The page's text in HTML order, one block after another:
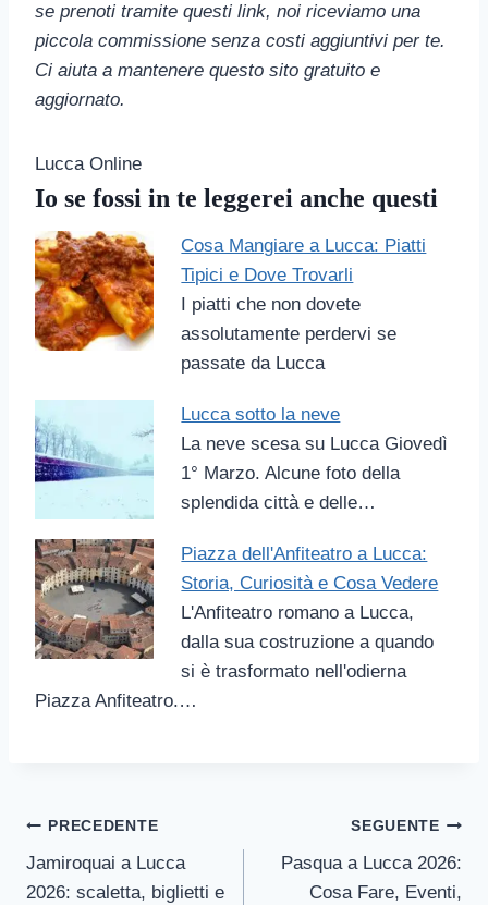
se prenoti tramite questi link, noi riceviamo una
piccola commissione senza costi aggiuntivi per te.
Ci aiuta a mantenere questo sito gratuito e
aggiornato.
Lucca Online
Io se fossi in te leggerei anche questi
Cosa Mangiare a Lucca: Piatti
Tipici e Dove Trovarli
I piatti che non dovete
assolutamente perdervi se
passate da Lucca
Lucca sotto la neve
La neve scesa su Lucca Giovedì
1° Marzo. Alcune foto della
splendida città e delle…
Piazza dell'Anfiteatro a Lucca:
Storia, Curiosità e Cosa Vedere
L'Anfiteatro romano a Lucca,
dalla sua costruzione a quando
si è trasformato nell'odierna
Piazza Anfiteatro.…
Navigazione
articoli
PRECEDENTE
Jamiroquai a Lucca
2026: scaletta, biglietti e
SEGUENTE
Pasqua a Lucca 2026:
Cosa Fare, Eventi,